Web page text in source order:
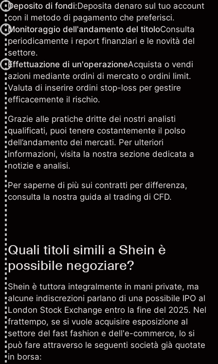
Deposito di fondi:Deposita denaro sul tuo account
con il metodo di pagamento che preferisci.
Monitoraggio dell'andamento del titoloConsulta
periodicamente i report finanziari e le novità del
settore.
Effettuazione di un'operazioneAcquista o vendi
azioni mediante ordini di mercato o ordini limit.
Valuta di inserire ordini stop-loss per gestire
efficacemente il rischio.
Grazie alle pratiche dritte dei nostri analisti
qualificati, puoi tenere costantemente il polso
dell’andamento dei mercati. Per ulteriori
informazioni, visita la nostra sezione dedicata a
notizie e analisi.
Per saperne di più sui contratti per differenza,
consulta la nostra guida al trading di CFD.
Quali titoli simili a Shein è
possibile negoziare?
Shein è tuttora integralmente in mani private, ma
alcune indiscrezioni parlano di una possibile IPO al
London Stock Exchange entro la fine del 2025. Nel
frattempo, se si vuole acquisire esposizione al
settore del fast fashion e dell'e-commerce, lo si
può fare attraverso le seguenti società già quotate
in borsa: